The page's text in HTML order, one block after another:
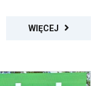
WIĘCEJ